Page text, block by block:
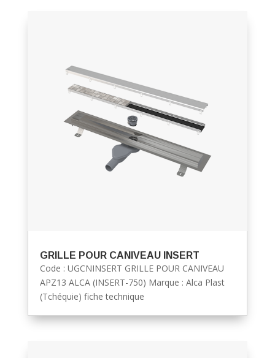
GRILLE POUR CANIVEAU INSERT
Code : UGCNINSERT GRILLE POUR CANIVEAU
APZ13 ALCA (INSERT-750) Marque : Alca Plast
(Tchéquie) fiche technique